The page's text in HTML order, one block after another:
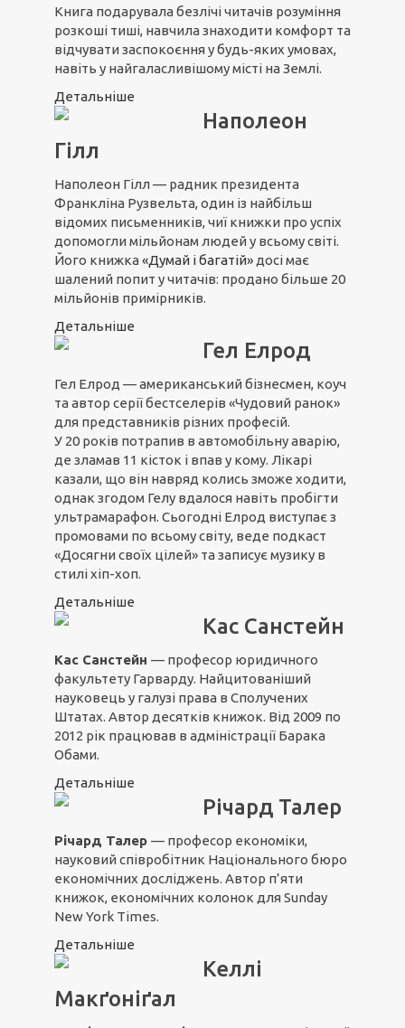
Книга подарувала безлічі читачів розуміння
розкоші тиші, навчила знаходити комфорт та
відчувати заспокоєння у будь-яких умовах,
навіть у найгаласливішому місті на Землі.
Детальніше
Наполеон
Гілл
Наполеон Гілл — радник президента
Франкліна Рузвельта, один із найбільш
відомих письменників, чиї книжки про успіх
допомогли мільйонам людей у всьому світі.
Його книжка «Думай і багатій» досі має
шалений попит у читачів: продано більше 20
мільйонів примірників.
Детальніше
Гел Елрод
Гел Елрод — американський бізнесмен, коуч
та автор серії бестселерів «Чудовий ранок»
для представників різних професій.
У 20 років потрапив в автомобільну аварію,
де зламав 11 кісток і впав у кому. Лікарі
казали, що він навряд колись зможе ходити,
однак згодом Гелу вдалося навіть пробігти
ультрамарафон. Сьогодні Елрод виступає з
промовами по всьому світу, веде подкаст
«Досягни своїх цілей» та записує музику в
стилі хіп-хоп.
Детальніше
Кас Санстейн
Кас Санстейн — професор юридичного
факультету Гарварду. Найцитованіший
науковець у галузі права в Сполучених
Штатах. Автор десятків книжок. Від 2009 по
2012 рік працював в адміністрації Барака
Обами.
Детальніше
Річард Талер
Річард Талер — професор економіки,
науковий співробітник Національного бюро
економічних досліджень. Автор п’яти
книжок, економічних колонок для Sunday
New York Times.
Детальніше
Келлі
Макґоніґал